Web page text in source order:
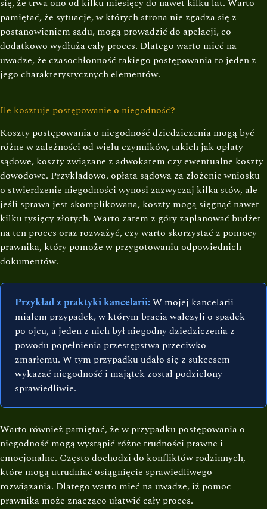
pamiętać, że sytuacje, w których strona nie zgadza się z
postanowieniem sądu, mogą prowadzić do apelacji, co
dodatkowo wydłuża cały proces. Dlatego warto mieć na
uwadze, że czasochłonność takiego postępowania to jeden z
jego charakterystycznych elementów.
Ile kosztuje postępowanie o niegodność?
Koszty postępowania o niegodność dziedziczenia mogą być
różne w zależności od wielu czynników, takich jak opłaty
sądowe, koszty związane z adwokatem czy ewentualne koszty
dowodowe. Przykładowo, opłata sądowa za złożenie wniosku
o stwierdzenie niegodności wynosi zazwyczaj kilka stów, ale
jeśli sprawa jest skomplikowana, koszty mogą sięgnąć nawet
kilku tysięcy złotych. Warto zatem z góry zaplanować budżet
na ten proces oraz rozważyć, czy warto skorzystać z pomocy
prawnika, który pomoże w przygotowaniu odpowiednich
dokumentów.
Przykład z praktyki kancelarii:W mojej kancelarii
miałem przypadek, w którym bracia walczyli o spadek
po ojcu, a jeden z nich był niegodny dziedziczenia z
powodu popełnienia przestępstwa przeciwko
zmarłemu. W tym przypadku udało się z sukcesem
wykazać niegodność i majątek został podzielony
sprawiedliwie.
Warto również pamiętać, że w przypadku postępowania o
niegodność mogą wystąpić różne trudności prawne i
emocjonalne. Często dochodzi do konfliktów rodzinnych,
które mogą utrudniać osiągnięcie sprawiedliwego
rozwiązania. Dlatego warto mieć na uwadze, iż pomoc
prawnika może znacząco ułatwić cały proces.